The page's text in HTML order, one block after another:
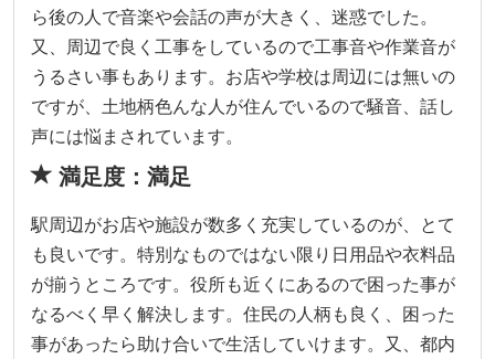
ら後の人で音楽や会話の声が大きく、迷惑でした。
又、周辺で良く工事をしているので工事音や作業音が
うるさい事もあります。お店や学校は周辺には無いの
ですが、土地柄色んな人が住んでいるので騒音、話し
声には悩まされています。
満足度：満足
駅周辺がお店や施設が数多く充実しているのが、とて
も良いです。特別なものではない限り日用品や衣料品
が揃うところです。役所も近くにあるので困った事が
なるべく早く解決します。住民の人柄も良く、困った
事があったら助け合いで生活していけます。又、都内